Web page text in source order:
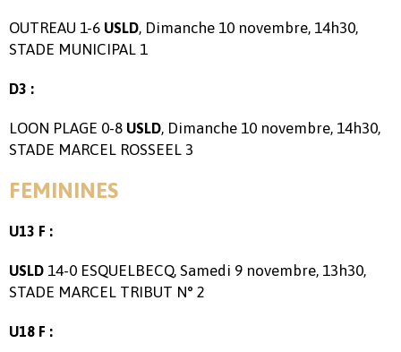
OUTREAU 1-6 USLD, Dimanche 10 novembre, 14h30,
STADE MUNICIPAL 1
D3 :
LOON PLAGE 0-8 USLD, Dimanche 10 novembre, 14h30,
STADE MARCEL ROSSEEL 3
FEMININES
U13 F :
USLD 14-0 ESQUELBECQ, Samedi 9 novembre, 13h30,
STADE MARCEL TRIBUT N° 2
U18 F :